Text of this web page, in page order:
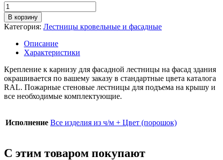
Количество
товара
Крепление
к
карнизу
ч/
металл
+
цвет
В корзину
Категория: Лестницы кровельные и фасадные
Описание
Характеристики
Крепление к карнизу для фасадной лестницы на фасад здания
окрашивается по вашему заказу в стандартные цвета каталога
RAL. Пожарные стеновые лестницы для подъема на крышу и
все необходимые комплектующие.
Исполнение Все изделия из ч/м + Цвет (порошок)
С этим товаром покупают